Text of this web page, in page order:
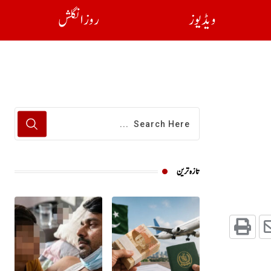
ویڈیوز روز انگلش
تازہ ترین